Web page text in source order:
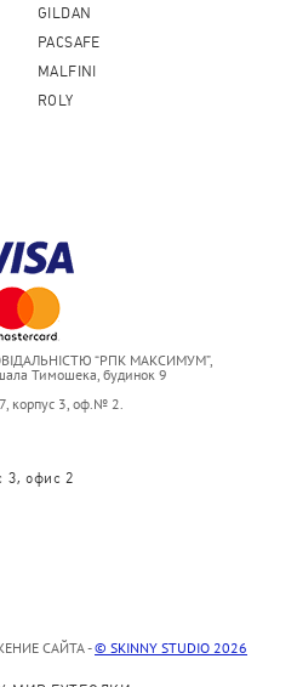
GILDAN
PACSAFE
MALFINI
ROLY
“РПК МАКСИМУМ”,
Тимошека, будинок 9
7, корпус 3, оф.№ 2.
3, офис 2
САЙТА -© SKINNY STUDIO 2026